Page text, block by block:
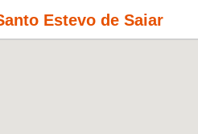
Estevo de Saiar